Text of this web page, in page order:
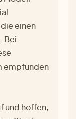
einen
Bei
empfunden
und hoffen,